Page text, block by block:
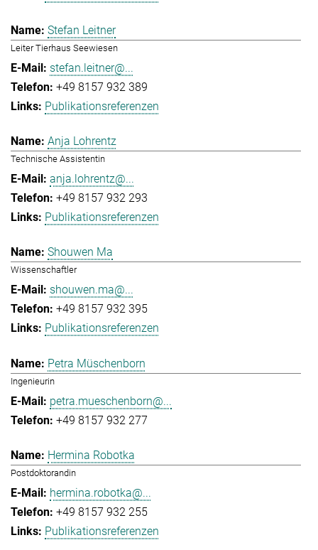
Stefan Leitner
Leiter Tierhaus Seewiesen
stefan.leitner@...
+49 8157 932 389
Publikationsreferenzen
Anja Lohrentz
Technische Assistentin
anja.lohrentz@...
+49 8157 932 293
Publikationsreferenzen
Shouwen Ma
Wissenschaftler
shouwen.ma@...
+49 8157 932 395
Publikationsreferenzen
Petra Müschenborn
Ingenieurin
petra.mueschenborn@...
+49 8157 932 277
Hermina Robotka
Postdoktorandin
hermina.robotka@...
+49 8157 932 255
Publikationsreferenzen